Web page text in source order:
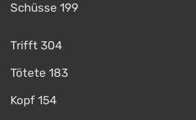
Schüsse 199
Trifft 304
Tötete 183
Kopf 154